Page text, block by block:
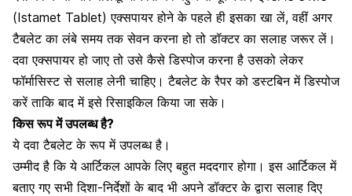
(Istamet Tablet) एक्सपायर होने के पहले ही इसका खा लें, वहीं अगर
टैबलेट का लंबे समय तक सेवन करना हो तो डॉक्टर का सलाह जरूर लें।
दवा एक्सपायर हो जाए तो उसे कैसे डिस्पोज करना है उसको लेकर
फॉर्मासिस्ट से सलाह लेनी चाहिए। टैबलेट के रैपर को डस्टबिन में डिस्पोज
करें ताकि बाद में इसे रिसाइकिल किया जा सके।
किस रूप में उपलब्ध है?
ये दवा टैबलेट के रूप में उपलब्ध है।
उम्मीद है कि ये आर्टिकल आपके लिए बहुत मददगार होगा। इस आर्टिकल में
बताए गए सभी दिशा-निर्देशों के बाद भी अपने डॉक्टर के द्वारा सलाह दिए